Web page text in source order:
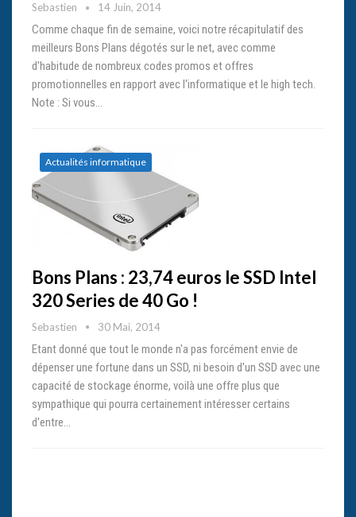
Sebastien 14 Juin, 2014
Comme chaque fin de semaine, voici notre récapitulatif des
meilleurs Bons Plans dégotés sur le net, avec comme
d'habitude de nombreux codes promos et offres
promotionnelles en rapport avec l'informatique et le high tech.
Note : Si vous…
Actualités informatique
Bons Plans : 23,74 euros le SSD Intel
320 Series de 40 Go !
Sebastien 30 Mai, 2014
Etant donné que tout le monde n'a pas forcément envie de
dépenser une fortune dans un SSD, ni besoin d'un SSD avec une
capacité de stockage énorme, voilà une offre plus que
sympathique qui pourra certainement intéresser certains
d'entre…